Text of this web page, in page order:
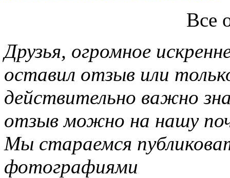
Все
Друзья, огромное
оставил отзыв или
действительно важно
отзыв можно на нашу
Мы стараемся
фотографиями